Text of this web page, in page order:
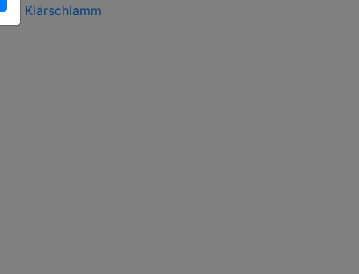
Klärschlamm